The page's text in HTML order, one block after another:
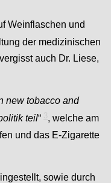
Weinflaschen und
der medizinischen
auch Dr. Liese,
new tobacco and
teil“
, welche am
und das E-Zigarette
sowie durch